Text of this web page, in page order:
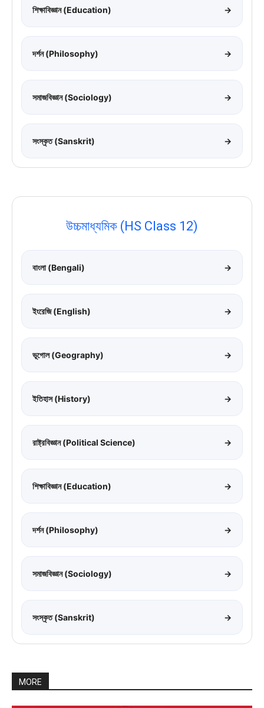
শিক্ষাবিজ্ঞান (Education) →
দর্শন (Philosophy) →
সমাজবিজ্ঞান (Sociology) →
সংস্কৃত (Sanskrit) →
উচ্চমাধ্যমিক (HS Class 12)
বাংলা (Bengali) →
ইংরেজি (English) →
ভূগোল (Geography) →
ইতিহাস (History) →
রাষ্ট্রবিজ্ঞান (Political Science) →
শিক্ষাবিজ্ঞান (Education) →
দর্শন (Philosophy) →
সমাজবিজ্ঞান (Sociology) →
সংস্কৃত (Sanskrit) →
MORE